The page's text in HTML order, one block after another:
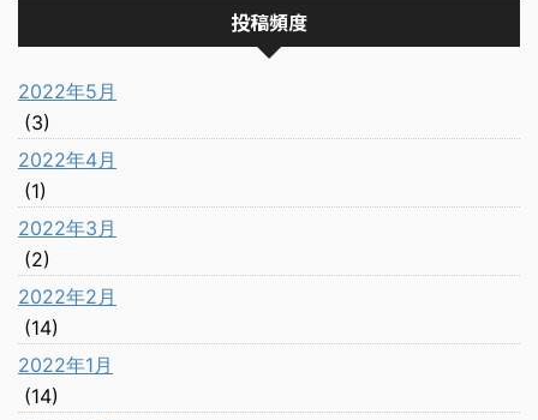
投稿頻度
2022年5月
(3)
2022年4月
(1)
2022年3月
(2)
2022年2月
(14)
2022年1月
(14)